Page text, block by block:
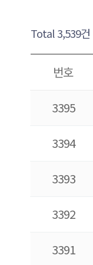
Total 3,539건
번호
3395
3394
3393
3392
3391